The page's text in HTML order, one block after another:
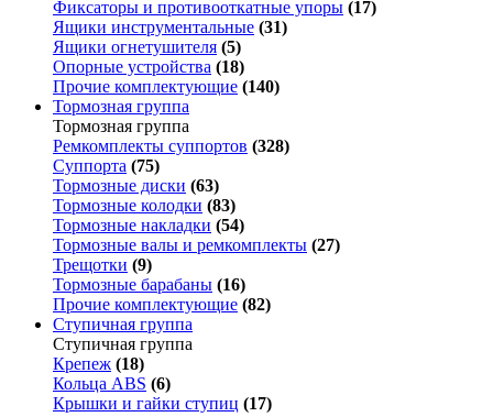
Фиксаторы и противооткатные упоры (17)
Ящики инструментальные (31)
Ящики огнетушителя (5)
Опорные устройства (18)
Прочие комплектующие (140)
Тормозная группа
Тормозная группа
Ремкомплекты суппортов (328)
Суппорта (75)
Тормозные диски (63)
Тормозные колодки (83)
Тормозные накладки (54)
Тормозные валы и ремкомплекты (27)
Трещотки (9)
Тормозные барабаны (16)
Прочие комплектующие (82)
Ступичная группа
Ступичная группа
Крепеж (18)
Кольца ABS (6)
Крышки и гайки ступиц (17)